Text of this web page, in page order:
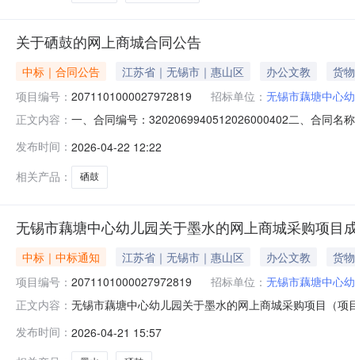
关于硒鼓的网上商城合同公告
中标｜合同公告 江苏省｜无锡市｜惠山区 办公文教
货物
项目编号： 2071101000027972819 招标单位： 无锡市藕塘中心
正文内容： 一、合同编号：3202069940512026000402二、合同名
18651666113六、合同主要信息1.主要标的信息：序号
发布时间： 2026-04-22 12:22
相关产品：
硒鼓
无锡市藕塘中心幼儿园关于墨水的网上商城采购项目
中标｜中标通知 江苏省｜无锡市｜惠山区 办公文教
货物
项目编号： 2071101000027972819 招标单位： 无锡市藕塘中心
正文内容： 无锡市藕塘中心幼儿园关于墨水的网上商城采购项目（
码:320206项目所在行政区划名称:江苏省无锡市惠山区
发布时间： 2026-04-21 15:57